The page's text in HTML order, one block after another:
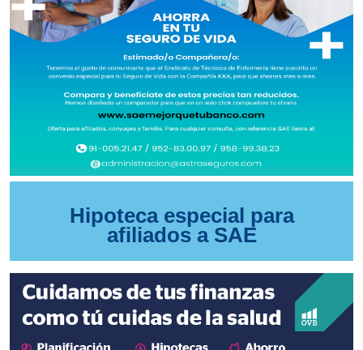
Hipoteca especial para
afiliados a SAE